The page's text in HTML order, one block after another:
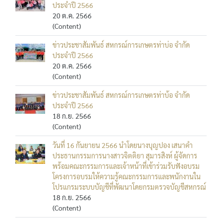
ประจำปี 2566
20 ต.ค. 2566
(Content)
ข่าวประชาสัมพันธ์ สหกรณ์การเกษตรท่าบ่อ จำกัด
ประจำปี 2566
20 ต.ค. 2566
(Content)
ข่าวประชาสัมพันธ์ สหกรณ์การเกษตรท่าบ้อ จำกัด
ประจำปี 2566
18 ก.ย. 2566
(Content)
วันที่ 16 กันยายน 2566 นำโดยนางบุญปอง เสนาคำ
ประธานกรรมการนางสาวจิตติยา สุมารสิงห์ ผู้จัดการ
พร้อมคณะกรรมการและเจ้าหน้าที่เข้าร่วมรับฟังอบรม
โครงการอบรมให้ความรู้คณะกรรมการและพนักงานใน
โปรแกรมระบบบัญชีที่พัฒนาโดยกรมตรวจบัญชีสหกรณ์
18 ก.ย. 2566
(Content)